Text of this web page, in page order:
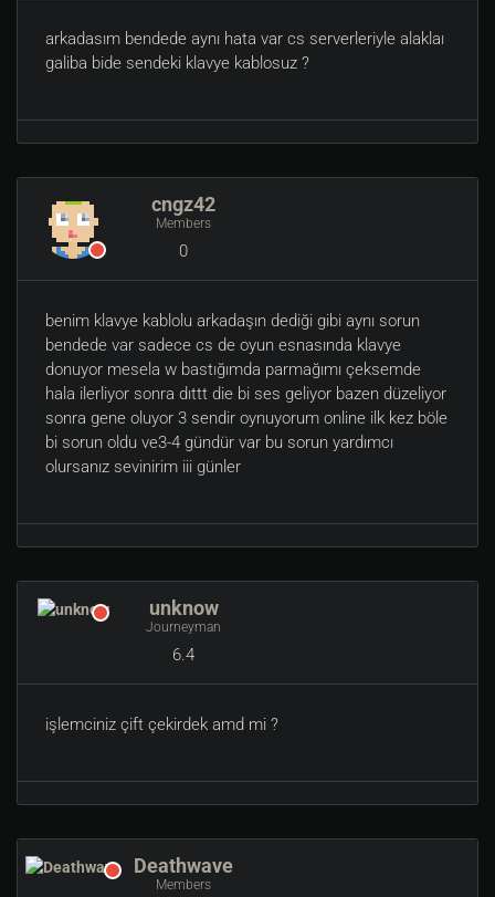
arkadasım bendede aynı hata var cs serverleriyle alaklaı
galiba bide sendeki klavye kablosuz ?
cngz42
Members
0
benim klavye kablolu arkadaşın dediği gibi aynı sorun
bendede var sadece cs de oyun esnasında klavye
donuyor mesela w bastığımda parmağımı çeksemde
hala ilerliyor sonra dıttt die bi ses geliyor bazen düzeliyor
sonra gene oluyor 3 sendir oynuyorum online ilk kez böle
bi sorun oldu ve3-4 gündür var bu sorun yardımcı
olursanız sevinirim iii günler
unknow
Journeyman
6.4
işlemciniz çift çekirdek amd mi ?
Deathwave
Members